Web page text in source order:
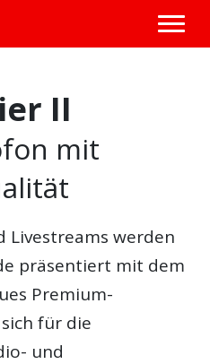
II
mit
Livestreams werden
präsentiert mit dem
Premium-
für die
und